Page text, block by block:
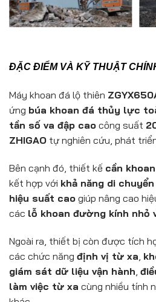
ĐẶC ĐIỂM VÀ KỸ THUẬT
Máy khoan đá lộ thiên
ứng búa khoan đá thủy lực
tần số va đập cao công suất
ZHIGAO tự nghiên cứu, phát
Bên cạnh đó, thiết kế cần
kết hợp với khả năng di
hiệu suất cao giúp nâng cao
các lỗ khoan đường kính nhỏ
Ngoài ra, thiết bị còn được tích
các chức năng định vị từ xa
giám sát dữ liệu vận hành
làm việc từ xa cùng nhiều tính